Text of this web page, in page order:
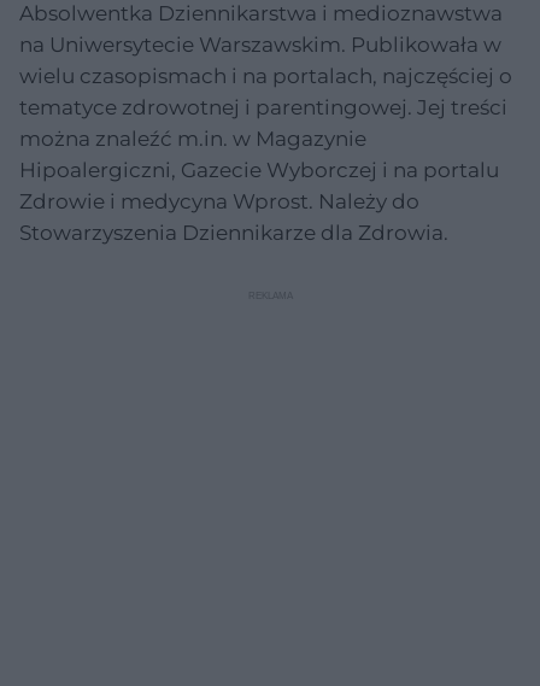
Absolwentka Dziennikarstwa i medioznawstwa
na Uniwersytecie Warszawskim. Publikowała w
wielu czasopismach i na portalach, najczęściej o
tematyce zdrowotnej i parentingowej. Jej treści
można znaleźć m.in. w Magazynie
Hipoalergiczni, Gazecie Wyborczej i na portalu
Zdrowie i medycyna Wprost. Należy do
Stowarzyszenia Dziennikarze dla Zdrowia.